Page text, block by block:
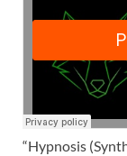
“Hypnosis